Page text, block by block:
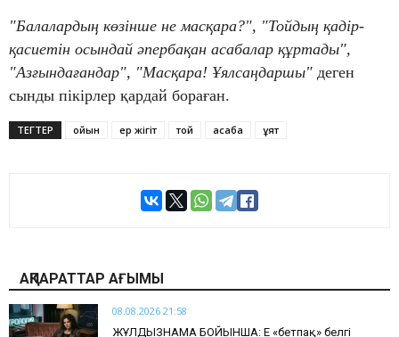
"Балалардың көзінше не масқара?", "Тойдың қадір-
қасиетін осындай әпербақан асабалар құртады",
"Азғындағандар", "Масқара! Ұялсаңдаршы" деген
сынды пікірлер қардай бораған.
ТЕГТЕР ойын ер жігіт той асаба ұят
АҚПАРАТТАР АҒЫМЫ
08.08.2026 21:58
ЖҰЛДЫЗНАМА БОЙЫНША: Ең «бетпақ» белгі